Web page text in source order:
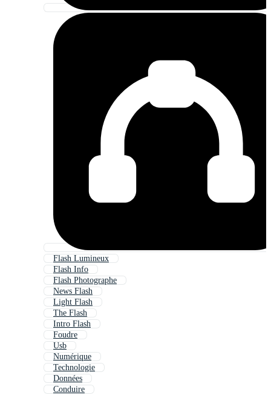
Flash Lumineux
Flash Info
Flash Photographe
News Flash
Light Flash
The Flash
Intro Flash
Foudre
Usb
Numérique
Technologie
Données
Conduire